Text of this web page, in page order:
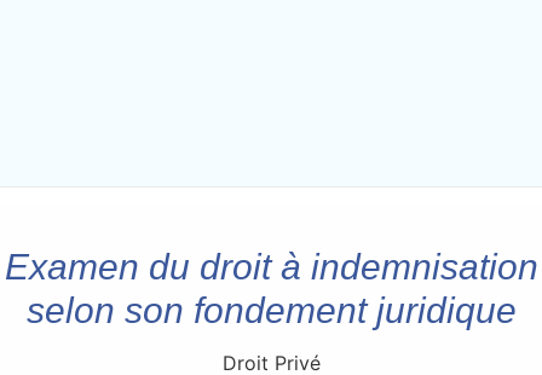
Examen du droit à indemnisation
selon son fondement juridique
Droit Privé